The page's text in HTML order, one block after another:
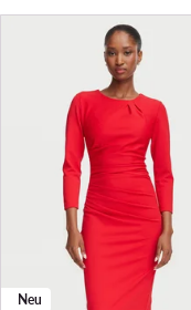
Neu